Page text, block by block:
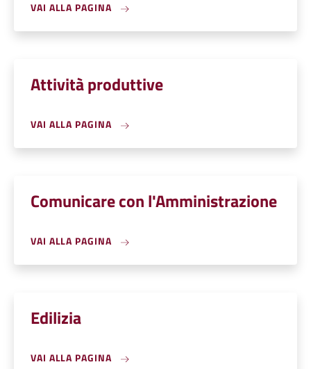
VAI ALLA PAGINA
Attività produttive
VAI ALLA PAGINA
Comunicare con l'Amministrazione
VAI ALLA PAGINA
Edilizia
VAI ALLA PAGINA